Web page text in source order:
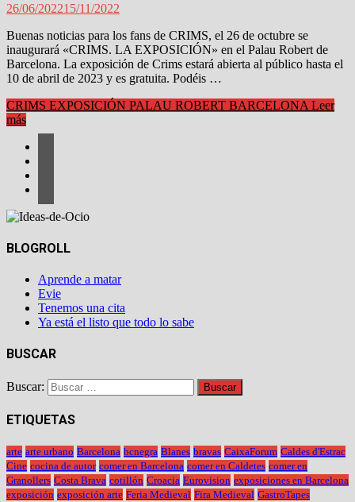
26/06/202215/11/2022
Buenas noticias para los fans de CRIMS, el 26 de octubre se
inaugurará «CRIMS. LA EXPOSICIÓN» en el Palau Robert de
Barcelona. La exposición de Crims estará abierta al público hasta el
10 de abril de 2023 y es gratuita. Podéis …
CRIMS EXPOSICIÓN PALAU ROBERT BARCELONA Leer
más
BLOGROLL
Aprende a matar
Evie
Tenemos una cita
Ya está el listo que todo lo sabe
BUSCAR
Buscar:
ETIQUETAS
arte arte urbano Barcelona bcnegra Blanes bravas CaixaForum Caldes d'Estrac
Cine cocina de autor comer en Barcelona comer en Caldetes comer en
Granollers Costa Brava cotillón Croacia Eurovision exposiciones en Barcelona
exposición exposición arte Feria Medieval Fira Medieval GastroTapes